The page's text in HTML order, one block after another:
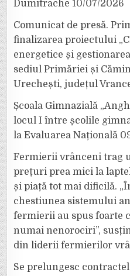
Dumitrache 10/07/2026
Comunicat de presă.
finalizarea proiectului
energetice și
sediul Primăriei și
Urechești, județul
Școala Gimnazială
locul I între școlile
la Evaluarea Națională
Fermierii vrânceni trag
prețuri prea mici la
și piață tot mai dificilă.
chestiunea sistemului
fermierii au spus foarte
numai nenorociri”,
din liderii fermierilor
Se prelungesc